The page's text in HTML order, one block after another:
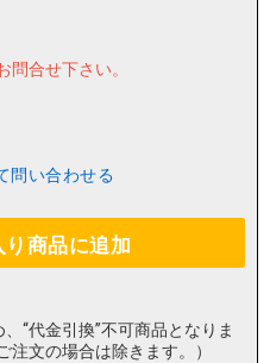
問合せ下さい。
問い合わせる
り商品に追加
“代金引換”不可商品となりま
文の場合は除きます。）